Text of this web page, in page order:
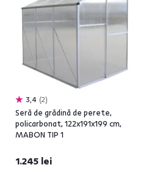
3,4 2
Seră de grădină de perete,
policarbonat, 122x191x199 cm,
MABON TIP 1
1.245 lei